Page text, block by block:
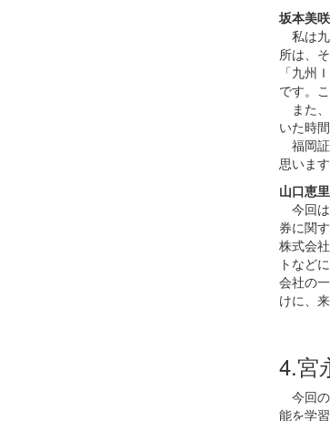
坂本美
私は
所は、
「九州
です。
また
いた時
福岡
思います
山口恵
今回
券に関
株式会
トなど
会社の
けに、
4.宮
今回
能を学